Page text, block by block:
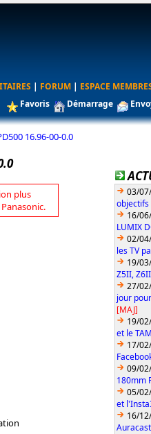
| FORUM | ESPACE
Favoris Démarrage
16.96-00-0.0
plus
03/
objectifs
16/
LUMIX
02/
les TV
19/
Z5II,
27/
jour
[MAJ]
19/
et le
17/
09/
180mm
05/
et
16/